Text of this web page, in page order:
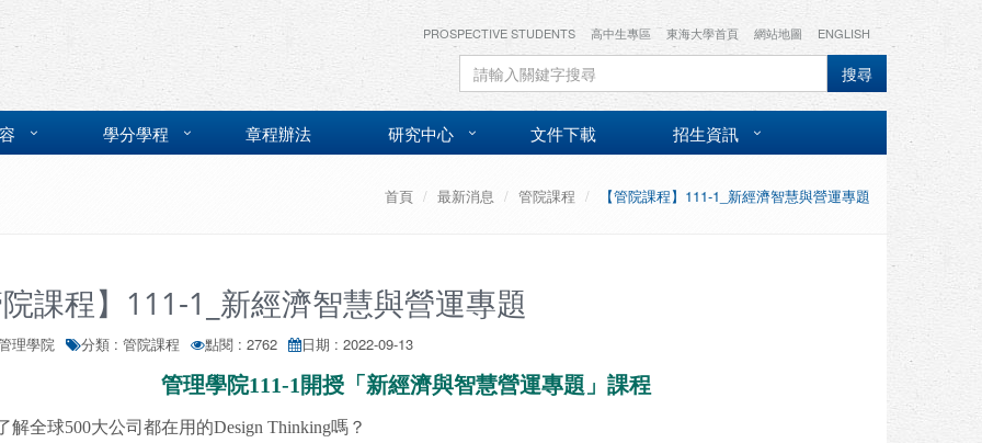
PROSPECTIVE STUDENTS 高中生專區 東海大學首頁 網站地圖 ENGLISH
搜尋
學分學程 章程辦法 研究中心 文件下載 招生資訊
首頁 最新消息 管院課程 【管院課程】111-1_新經濟智慧與營運專題
課程】111-1_新經濟智慧與營運專題
理學院 分類 : 管院課程 點閱 : 2762 日期 : 2022-09-13
管理學院111-1開授「新經濟與智慧營運專題」課程
解全球500大公司都在用的Design Thinking嗎？